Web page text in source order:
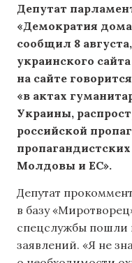
Депутат
«Демократия
сообщил 8
украинского
на сайте
«в актах
Украины,
российской
Молдовы и ЕС».
Депутат
в базу
спецслужбы пошли
заявлений. «Я не